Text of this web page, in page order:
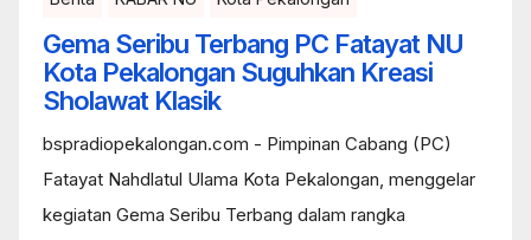
Gema Seribu Terbang PC Fatayat NU
Kota Pekalongan Suguhkan Kreasi
Sholawat Klasik
bspradiopekalongan.com - Pimpinan Cabang (PC)
Fatayat Nahdlatul Ulama Kota Pekalongan, menggelar
kegiatan Gema Seribu Terbang dalam rangka